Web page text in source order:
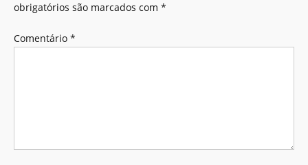
obrigatórios são marcados com *
Comentário *